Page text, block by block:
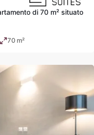
di 70 m² situato
70 m²